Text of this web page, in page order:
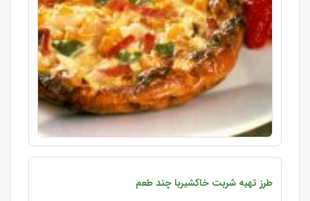
طرز تهیه شربت خاکشیربا چند طعم